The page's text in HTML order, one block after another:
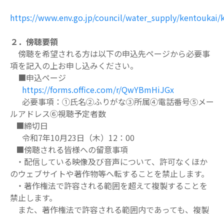
https://www.env.go.jp/council/water_supply/
２．傍聴要領
傍聴を希望される方は以下の申込先ページから必要事
項を記入の上お申し込みください。
■申込ページ
https://forms.office.com/r/QwYBmHiJGx
必要事項：①氏名②ふりがな③所属④電話番号⑤メー
ルアドレス⑥視聴予定者数
■締切日
令和7年10月23日（木）12：00
■傍聴される皆様への留意事項
・配信している映像及び音声について、許可なくほか
のウェブサイトや著作物等へ転することを禁止します。
・著作権法で許容される範囲を超えて複製することを
禁止します。
また、著作権法で許容される範囲内であっても、複製